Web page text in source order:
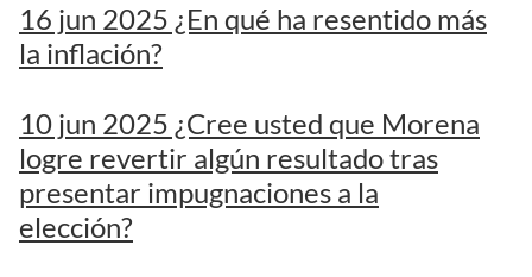
16 jun 2025 ¿En qué ha resentido más
la inflación?
10 jun 2025 ¿Cree usted que Morena
logre revertir algún resultado tras
presentar impugnaciones a la
elección?